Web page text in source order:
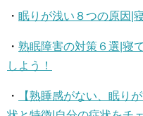
・ 眠りが浅い８つの原因|
・ 熟眠障害の対策６選|寝
しよう！
・
【熟睡感がない、眠り